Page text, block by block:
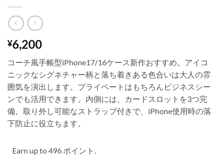
¥6,200
コーチ風手帳型iPhone17/16ケース新作おすすめ。アイコ
ニックなシグネチャー柄と落ち着きある色合いは大人の雰
囲気を演出します。プライベートはもちろんビジネスシー
ンでも活用できます。内側には、カードスロットを3つ完
備。取り外し可能なストラップ付きで、iPhone使用時の落
下防止に役立ちます。
Earn up to 496 ポイント.